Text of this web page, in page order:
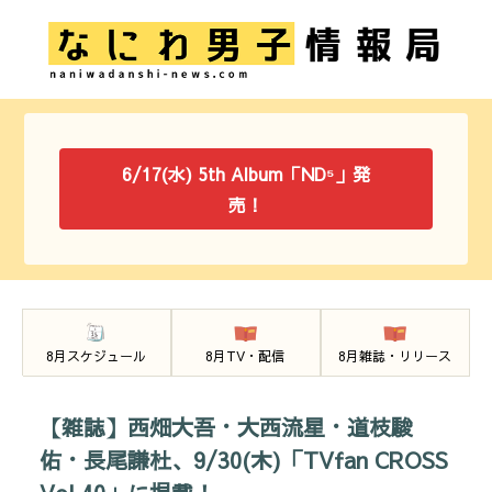
6/17(水) 5th Album「ND⁵」発
売！
8月スケジュール 8月TV・配信 8月雑誌・リリース
【雑誌】西畑大吾・大西流星・道枝駿
佑・長尾謙杜、9/30(木)「TVfan CROSS